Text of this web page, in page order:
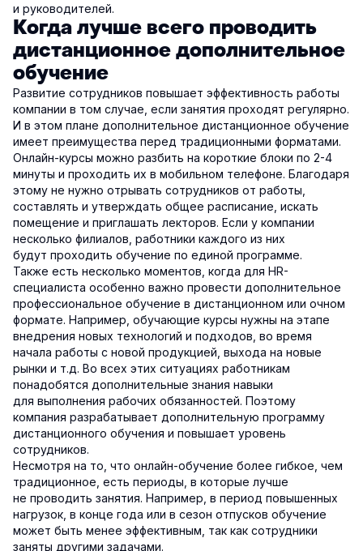
и руководителей.
Когда лучше всего проводить
дистанционное дополнительное
обучение
Развитие сотрудников повышает эффективность работы
компании в том случае, если занятия проходят регулярно.
И в этом плане дополнительное дистанционное обучение
имеет преимущества перед традиционными форматами.
Онлайн-курсы можно разбить на короткие блоки по 2-4
минуты и проходить их в мобильном телефоне. Благодаря
этому не нужно отрывать сотрудников от работы,
составлять и утверждать общее расписание, искать
помещение и приглашать лекторов. Если у компании
несколько филиалов, работники каждого из них
будут проходить обучение по единой программе.
Также есть несколько моментов, когда для HR-
специалиста особенно важно провести дополнительное
профессиональное обучение в дистанционном или очном
формате. Например, обучающие курсы нужны на этапе
внедрения новых технологий и подходов, во время
начала работы с новой продукцией, выхода на новые
рынки и т.д. Во всех этих ситуациях работникам
понадобятся дополнительные знания навыки
для выполнения рабочих обязанностей. Поэтому
компания разрабатывает дополнительную программу
дистанционного обучения и повышает уровень
сотрудников.
Несмотря на то, что онлайн-обучение более гибкое, чем
традиционное, есть периоды, в которые лучше
не проводить занятия. Например, в период повышенных
нагрузок, в конце года или в сезон отпусков обучение
может быть менее эффективным, так как сотрудники
заняты другими задачами.